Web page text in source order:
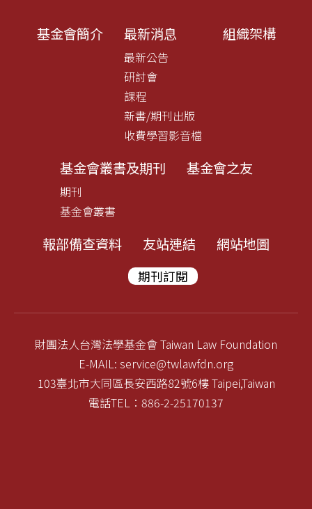
基金會簡介 最新消息
最新公告
研討會
課程
新書/期刊出版
收費學習影音檔
組織架構
基金會叢書及期刊
期刊
基金會叢書
基金會之友
報部備查資料 友站連結 網站地圖
期刊訂閱
財團法人台灣法學基金會 Taiwan Law Foundation
E-MAIL: service@twlawfdn.org
103臺北市大同區長安西路82號6樓 Taipei,Taiwan
電話TEL：886-2-25170137